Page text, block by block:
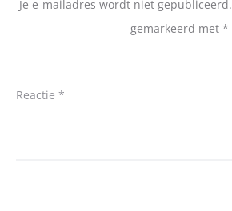
Je e-mailadres wordt niet gepubliceerd.
gemarkeerd met *
Reactie *